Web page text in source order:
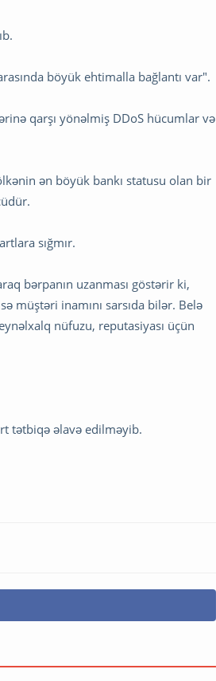
böyük ehtimalla bağlantı var".
qarşı yönəlmiş DDoS hücumlar və
ən böyük bankı statusu olan bir
sığmır.
bərpanın uzanması göstərir ki,
müştəri inamını sarsıda bilər. Belə
nüfuzu, reputasiyası üçün
tətbiqə əlavə edilməyib.